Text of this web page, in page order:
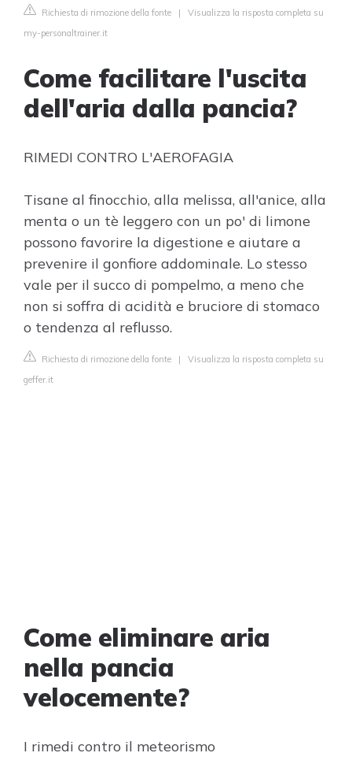
Richiesta di rimozione della fonte | Visualizza la risposta completa su
my-personaltrainer.it
Come facilitare l'uscita
dell'aria dalla pancia?
RIMEDI CONTRO L'AEROFAGIA
Tisane al finocchio, alla melissa, all'anice, alla
menta o un tè leggero con un po' di limone
possono favorire la digestione e aiutare a
prevenire il gonfiore addominale. Lo stesso
vale per il succo di pompelmo, a meno che
non si soffra di acidità e bruciore di stomaco
o tendenza al reflusso.
Richiesta di rimozione della fonte | Visualizza la risposta completa su
geffer.it
Come eliminare aria
nella pancia
velocemente?
I rimedi contro il meteorismo